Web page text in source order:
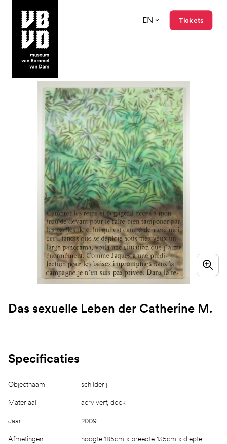
museum van Bommel van Dam
EN Tickets
Das sexuelle Leben der Catherine M.
Specificaties
Objectnaam schilderij
Materiaal acrylverf, doek
Jaar 2009
Afmetingen
hoogte 185cm x breedte 135cm x diepte